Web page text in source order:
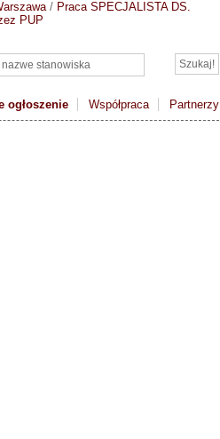
ogłoszenie Współpraca Partnerzy
/ Praca SPECJALISTA DS.
PUP